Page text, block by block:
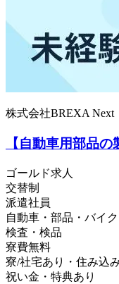
株式会社BREXA Next
【自動車用部品
ゴールド求人
交替制
派遣社員
自動車・部品・バイク
検査・検品
寮費無料
寮/社宅あり・住み込
祝い金・特典あり